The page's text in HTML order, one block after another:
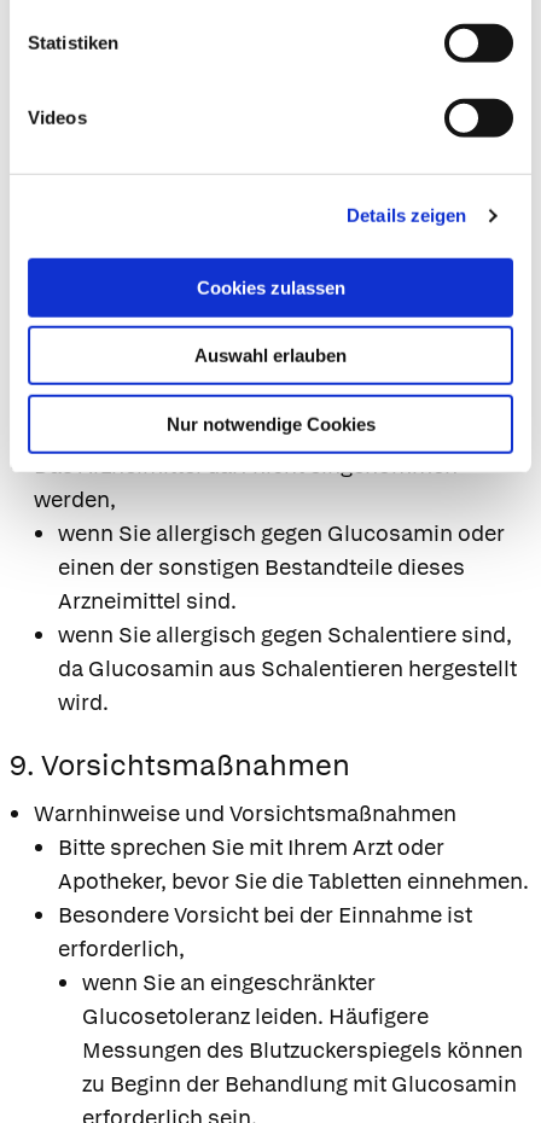
Statistiken
Videos
Details zeigen
Cookies zulassen
Auswahl erlauben
Nur notwendige Cookies
kann stärker sein, wenn sie mit Glucosamin
angewendet werden. Patienten, die mit
sollten daher bei der Einleitung oder
Einnahme zusammen mit Nahrungsmitteln und
Die überzogenen Tabletten sollten zu den
Mahlzeiten eingenommen werden.
8. Gegenanzeigen
Das Arzneimittel darf nicht eingenommen
werden,
wenn Sie allergisch gegen Glucosamin oder
einen der sonstigen Bestandteile dieses
Arzneimittel sind.
wenn Sie allergisch gegen Schalentiere sind,
da Glucosamin aus Schalentieren hergestellt
wird.
9. Vorsichtsmaßnahmen
Warnhinweise und Vorsichtsmaßnahmen
Bitte sprechen Sie mit Ihrem Arzt oder
Apotheker, bevor Sie die Tabletten einnehmen.
Besondere Vorsicht bei der Einnahme ist
erforderlich,
wenn Sie an eingeschränkter
Glucosetoleranz leiden. Häufigere
Messungen des Blutzuckerspiegels können
zu Beginn der Behandlung mit Glucosamin
erforderlich sein.